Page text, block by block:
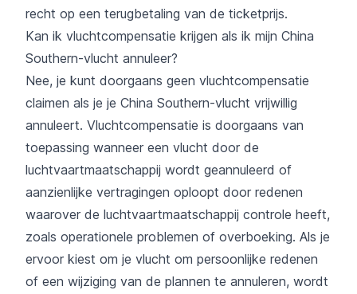
recht op een terugbetaling van de ticketprijs.
Kan ik vluchtcompensatie krijgen als ik mijn China
Southern-vlucht annuleer?
Nee, je kunt doorgaans geen vluchtcompensatie
claimen als je je China Southern-vlucht vrijwillig
annuleert. Vluchtcompensatie is doorgaans van
toepassing wanneer een vlucht door de
luchtvaartmaatschappij wordt geannuleerd of
aanzienlijke vertragingen oploopt door redenen
waarover de luchtvaartmaatschappij controle heeft,
zoals operationele problemen of overboeking. Als je
ervoor kiest om je vlucht om persoonlijke redenen
of een wijziging van de plannen te annuleren, wordt